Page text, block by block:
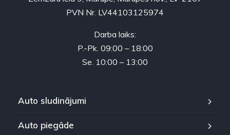
PVN Nr. LV44103125974
Darba laiks:
P.-Pk. 09:00 – 18:00
Se. 10:00 – 13:00
Auto sludinājumi
Auto piegāde